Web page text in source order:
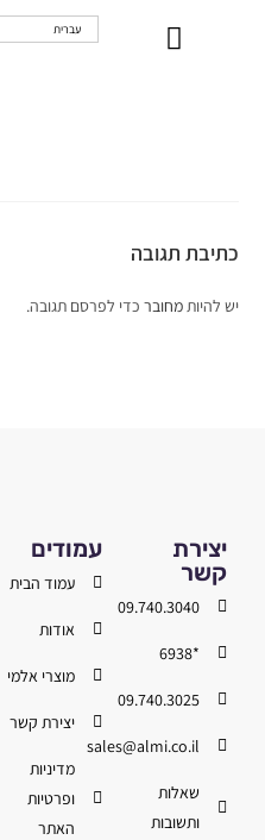
עברית
כתיבת תגובה
יש להיותמחובר כדי לפרסם תגובה.
עמודים
עמוד הבית
אודות
מוצרי אלמי
יצירת קשר
מדיניות
ופרטיות
האתר
יצירת
קשר
09.740.3040
*6938
09.740.3025
sales@almi.co.il
שאלות
ותשובות